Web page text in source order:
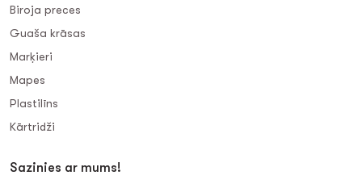
Biroja preces
Guaša krāsas
Marķieri
Mapes
Plastilīns
Kārtridži
Sazinies ar mums!